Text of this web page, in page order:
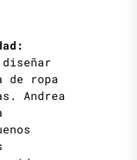
de ropa
Andrea